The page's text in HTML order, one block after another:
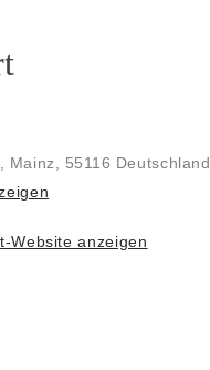
Mainz 55116 Deutschland
Website anzeigen